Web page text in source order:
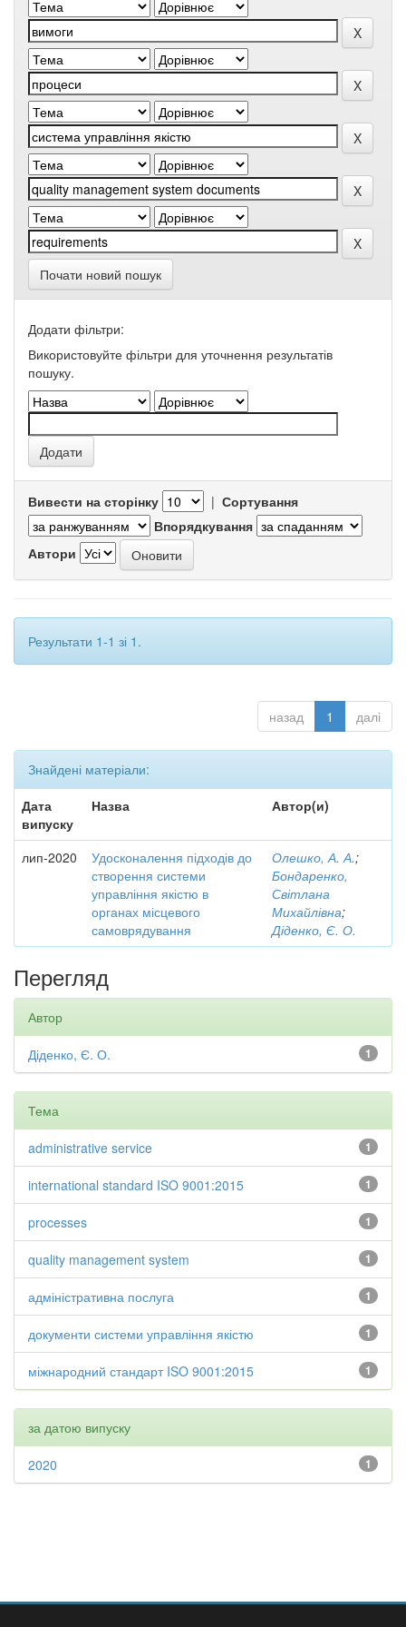
Почати новий пошук
Додати фільтри:
Використовуйте фільтри для уточнення результатів
пошуку.
Вивести на сторінку | Сортування
Впорядкування
Автори
Результати 1-1 зі 1.
назад 1 далі
Знайдені матеріали:
Дата
випуску
Назва Автор(и)
лип-2020
Удосконалення підходів до
створення системи
управління якістю в
органах місцевого
самоврядування
Олешко, А. А.;
Бондаренко,
Світлана
Михайлівна;
Діденко, Є. О.
Перегляд
Автор
1
Діденко, Є. О.
Тема
1
administrative service
1
international standard ISO 9001:2015
1
processes
1
quality management system
1
адміністративна послуга
1
документи системи управління якістю
1
міжнародний стандарт ISO 9001:2015
за датою випуску
1
2020